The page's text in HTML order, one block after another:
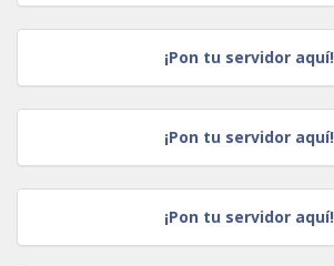
¡Pon tu servidor aquí!
¡Pon tu servidor aquí!
¡Pon tu servidor aquí!